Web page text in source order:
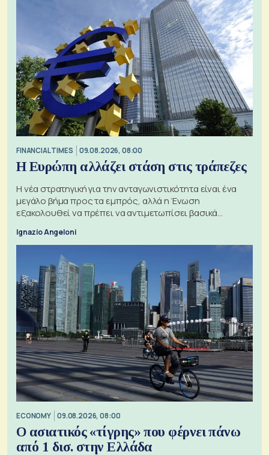
FINANCIAL TIMES 09.08.2026, 08:00
Η Ευρώπη αλλάζει στάση στις τράπεζες
Η νέα στρατηγική για την ανταγωνιστικότητα είναι ένα
μεγάλο βήμα προς τα εμπρός, αλλά η Ένωση
εξακολουθεί να πρέπει να αντιμετωπίσει βασικά
Ignazio Angeloni
ECONOMY 09.08.2026, 08:00
Ο ασιατικός «τίγρης» που φέρνει πάνω
από 1 δισ. στην Ελλάδα